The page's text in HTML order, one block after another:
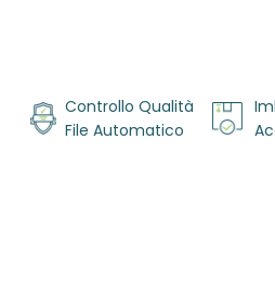
Controllo Qualità
File Automatico